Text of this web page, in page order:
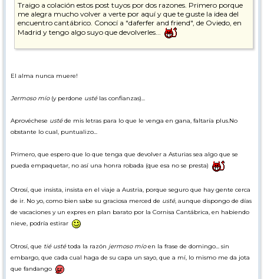
Traigo a colación estos post tuyos por dos razones. Primero porque
me alegra mucho volver a verte por aquí y que te guste la idea del
encuentro cantábrico. Conocí a "daferfer and friend", de Oviedo, en
Madrid y tengo algo suyo que devolverles...
Y segundo, porque acabo de confirmar asistencia al viaje de Carol a
habló del asunto en este sitio.
A día de hoy quedan realmente pocas plazas en los alojamientos pre-
vuelo con Lufthansa ronda los 200 euracos I/V a Munich, pero con
Iberia hay billetes por unos 100 €. Eso sí, hay que pagar la
Sé que, como entonces, y como tú decías: (el cuorum de este hilo)
tenga especial interés en ir con un gran grupo de foreros
esquiar a Austria en esas fechas, que sepa que, por lo menos Bigotes
y Bigotes II vamos a estar por allí.
La orientación sexual no es tan determinante en la relación entre
personas. Tan nefastos son la discriminación y los prejuicios hacia los
existo...
Feliz resto del verano a todos, que, cuando pasen estos vientos
norteafricanos... Se acabó el estío y queda menos para lo nuestro
El alma nunca muere!
Jermoso mío(y perdone ustélas confianzas)...
Aprovéchese ustéde mis letras para lo que le venga en gana, faltaría plus.No
obstante lo cual, puntualizo...
Primero, que espero que lo que tenga que devolver a Asturias sea algo que se
pueda empaquetar, no así una honra robada (que esa no se presta)
Otrosí, que insista, insista en el viaje a Austria, porque seguro que hay gente cerca
de ir. No yo, como bien sabe su graciosa merced de usté, aunque dispongo de días
de vacaciones y un expres en plan barato por la Cornisa Cantábrica, en habiendo
nieve, podría estirar
Otrosí, que tié ustétoda la razón jermoso míoen la frase de domingo... sin
embargo, que cada cual haga de su capa un sayo, que a mí, lo mismo me da jota
que fandango